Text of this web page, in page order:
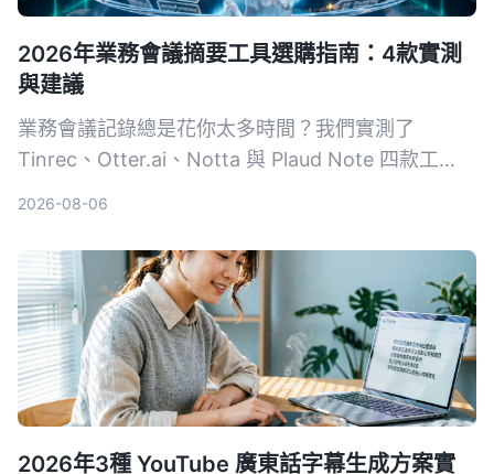
2026年業務會議摘要工具選購指南：4款實測
與建議
業務會議記錄總是花你太多時間？我們實測了
Tinrec、Otter.ai、Notta 與 Plaud Note 四款工
方案。
2026-08-06
2026年3種 YouTube 廣東話字幕生成方案實